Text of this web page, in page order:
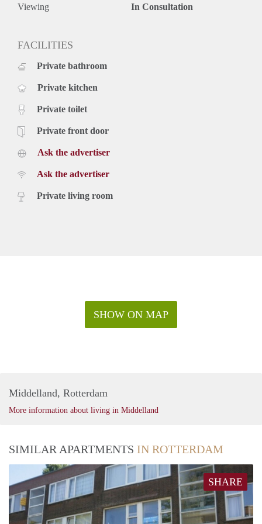
verhoging.
kunt u zich aanmelden op onze website.
Viewing In Consultation
FACILITIES
Private bathroom
Private kitchen
Private toilet
Private front door
Ask the advertiser
Ask the advertiser
Private living room
SHOW ON MAP
Middelland, Rotterdam
More information about living in Middelland
SIMILAR APARTMENTS IN ROTTERDAM
SHARE